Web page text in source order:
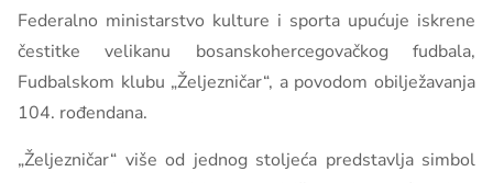
Federalno ministarstvo kulture i sporta upućuje iskrene
čestitke velikanu bosanskohercegovačkog fudbala,
Fudbalskom klubu „Željezničar“, a povodom obilježavanja
104. rođendana.
„Željezničar“ više od jednog stoljeća predstavlja simbol